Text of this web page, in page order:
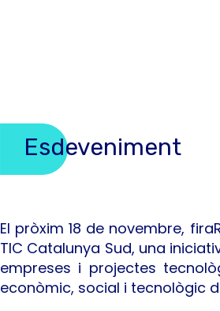
Esdeveniment
El pròxim 18 de novembre,
TIC Catalunya Sud, una
empreses i projectes
econòmic, social i tecnològic